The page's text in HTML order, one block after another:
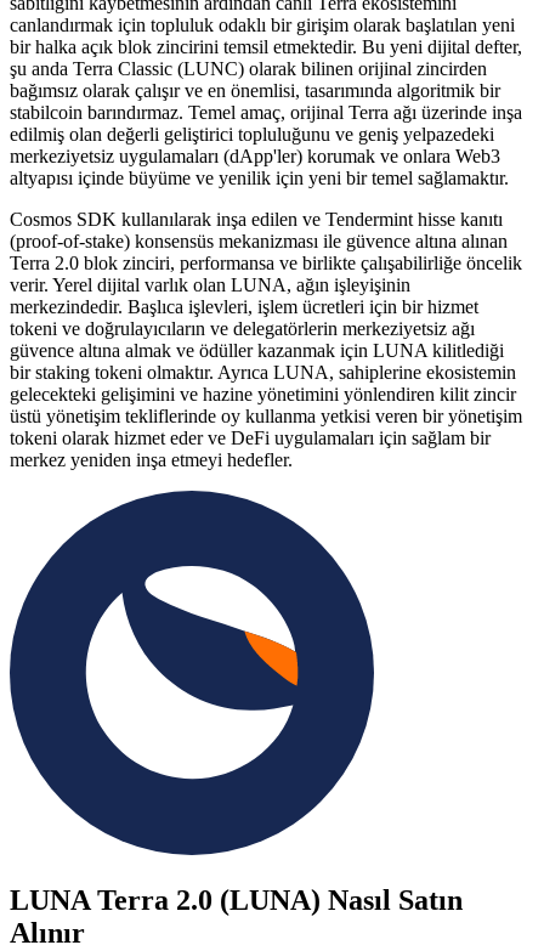
canlandırmak için topluluk odaklı bir girişim olarak başlatılan yeni
bir halka açık blok zincirini temsil etmektedir. Bu yeni dijital defter,
şu anda Terra Classic (LUNC) olarak bilinen orijinal zincirden
bağımsız olarak çalışır ve en önemlisi, tasarımında algoritmik bir
stabilcoin barındırmaz. Temel amaç, orijinal Terra ağı üzerinde inşa
edilmiş olan değerli geliştirici topluluğunu ve geniş yelpazedeki
merkeziyetsiz uygulamaları (dApp'ler) korumak ve onlara Web3
altyapısı içinde büyüme ve yenilik için yeni bir temel sağlamaktır.
Cosmos SDK kullanılarak inşa edilen ve Tendermint hisse kanıtı
(proof-of-stake) konsensüs mekanizması ile güvence altına alınan
Terra 2.0 blok zinciri, performansa ve birlikte çalışabilirliğe öncelik
verir. Yerel dijital varlık olan LUNA, ağın işleyişinin
merkezindedir. Başlıca işlevleri, işlem ücretleri için bir hizmet
tokeni ve doğrulayıcıların ve delegatörlerin merkeziyetsiz ağı
güvence altına almak ve ödüller kazanmak için LUNA kilitlediği
bir staking tokeni olmaktır. Ayrıca LUNA, sahiplerine ekosistemin
gelecekteki gelişimini ve hazine yönetimini yönlendiren kilit zincir
üstü yönetişim tekliflerinde oy kullanma yetkisi veren bir yönetişim
tokeni olarak hizmet eder ve DeFi uygulamaları için sağlam bir
merkez yeniden inşa etmeyi hedefler.
LUNA Terra 2.0 (LUNA) Nasıl Satın
Alınır